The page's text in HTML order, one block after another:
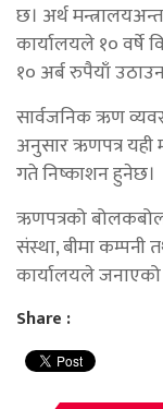
छ। अर्थ
कार्यालयले १० वर्षे
१० अर्ब रुपैयाँ
सार्वजनिक ऋण
अनुसार ऋणपत्र यही
गते निष्काशन हुनेछ।
ऋणपत्रको
संस्था, बीमा
कार्यालयले
Share :